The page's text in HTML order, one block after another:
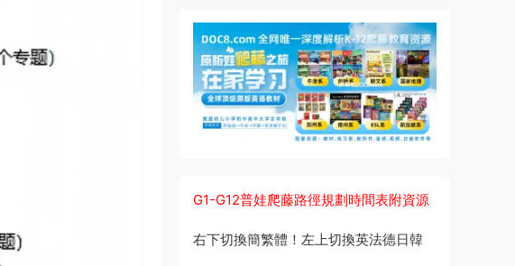
G1-G12普娃爬藤路徑規劃時間表附資源
右下切換簡繁體！左上切換英法德日韓